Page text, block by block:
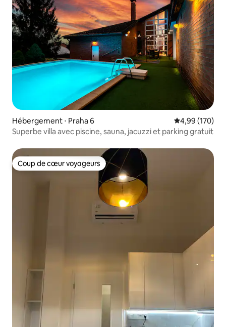
Hébergement ⋅ Praha 6 Évaluation
4,99 (170)
Superbe villa avec piscine, sauna, jacuzzi et parking gratuit
Coup de cœur voyageurs
Coup de cœur voyageurs